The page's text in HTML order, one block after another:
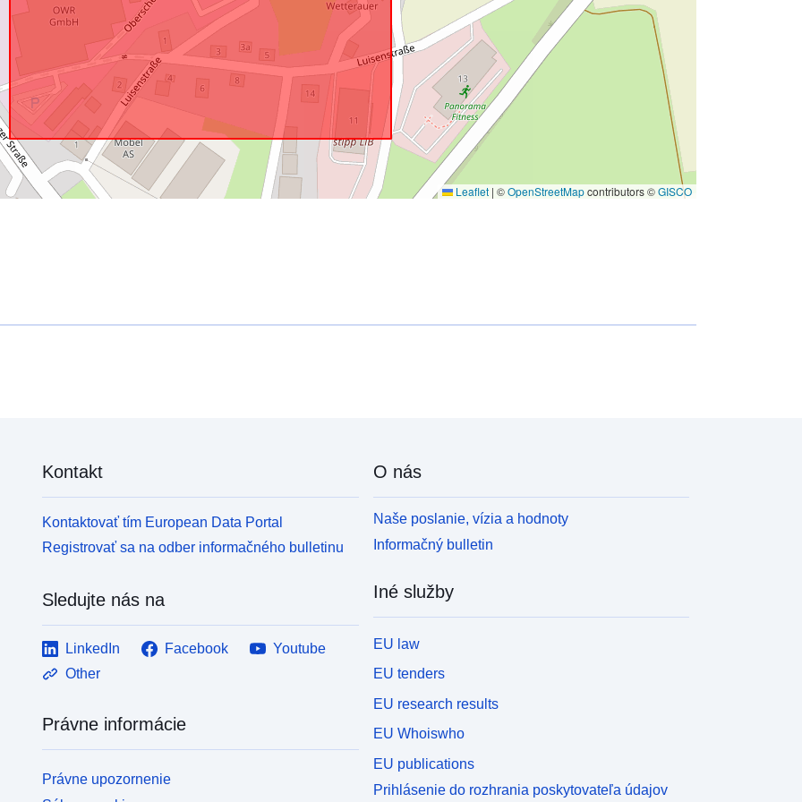
Leaflet | ©OpenStreetMapcontributors ©GISCO
Kontakt
Kontaktovať tím European Data Portal
Registrovať sa na odber informačného bulletinu
Sledujte nás na
LinkedIn Facebook
Youtube
Other
Právne informácie
Právne upozornenie
O nás
Naše poslanie, vízia a hodnoty
Informačný bulletin
Iné služby
EU law
EU tenders
EU research results
EU Whoiswho
EU publications
Prihlásenie do rozhrania poskytovateľa údajov